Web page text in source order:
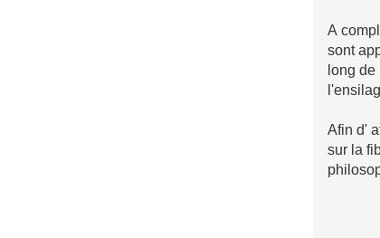
A
sont
long
Afin d'
sur la